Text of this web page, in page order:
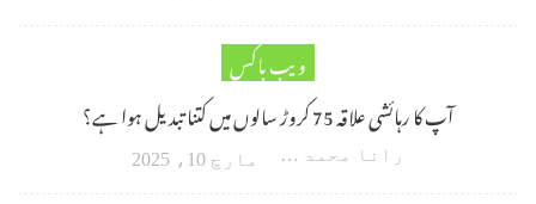
ویب باکس
آپ کا رہائشی علاقہ 75 کروڑ سالوں میں کتنا تبدیل ہوا ہے؟
رانا محمد امین اکبر مارچ 10، 2025